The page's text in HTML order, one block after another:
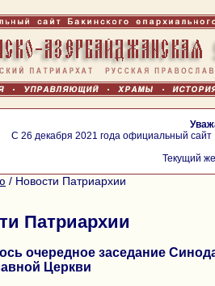
С 26 декабря 2021 года официальный
Текущий
/ Новости Патриархии
Патриархии
очередное заседание
Церкви